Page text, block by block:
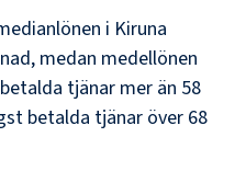
i Kiruna
medan medellönen
tjänar mer än 58
betalda tjänar över68